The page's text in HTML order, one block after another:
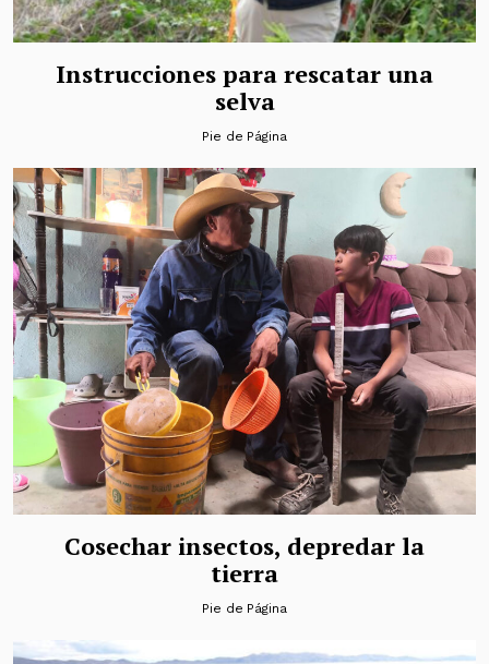
Instrucciones para rescatar una
selva
Pie de Página
Cosechar insectos, depredar la
tierra
Pie de Página